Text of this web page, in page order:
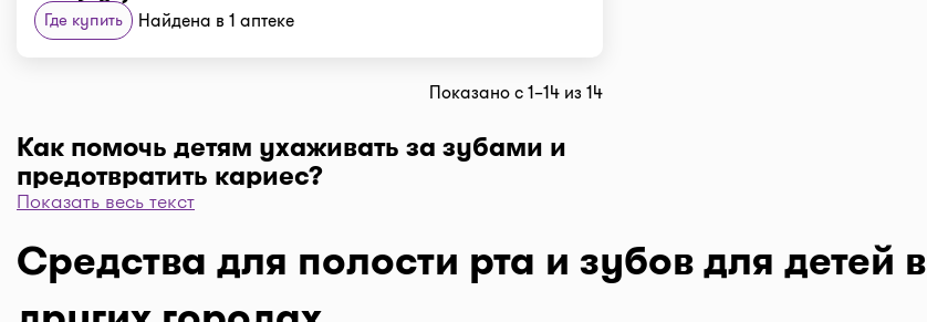
Где купить Найдена в 1 аптеке
Показано с 1–14 из 14
Как помочь детям ухаживать за зубами и
предотвратить кариес?
Обучение ребенка правильному уходу за полостью рта в раннем
дивиденды всю жизнь. Вы можете начать с примера: правильный уход
за собственными зубами дает понять, что здоровье полости рта - это то,
что нужно ценить. А все, что делает уход за зубами веселым, например,
Показать весь текст
Средства для полости рта и зубов для детей в